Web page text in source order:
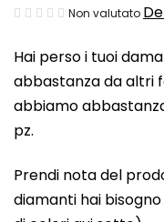
Hai perso i tuoi
abbastanza da altri
abbiamo
pz.
Prendi nota del
diamanti hai
La
media
del
prodotto
su
5
Non valutato